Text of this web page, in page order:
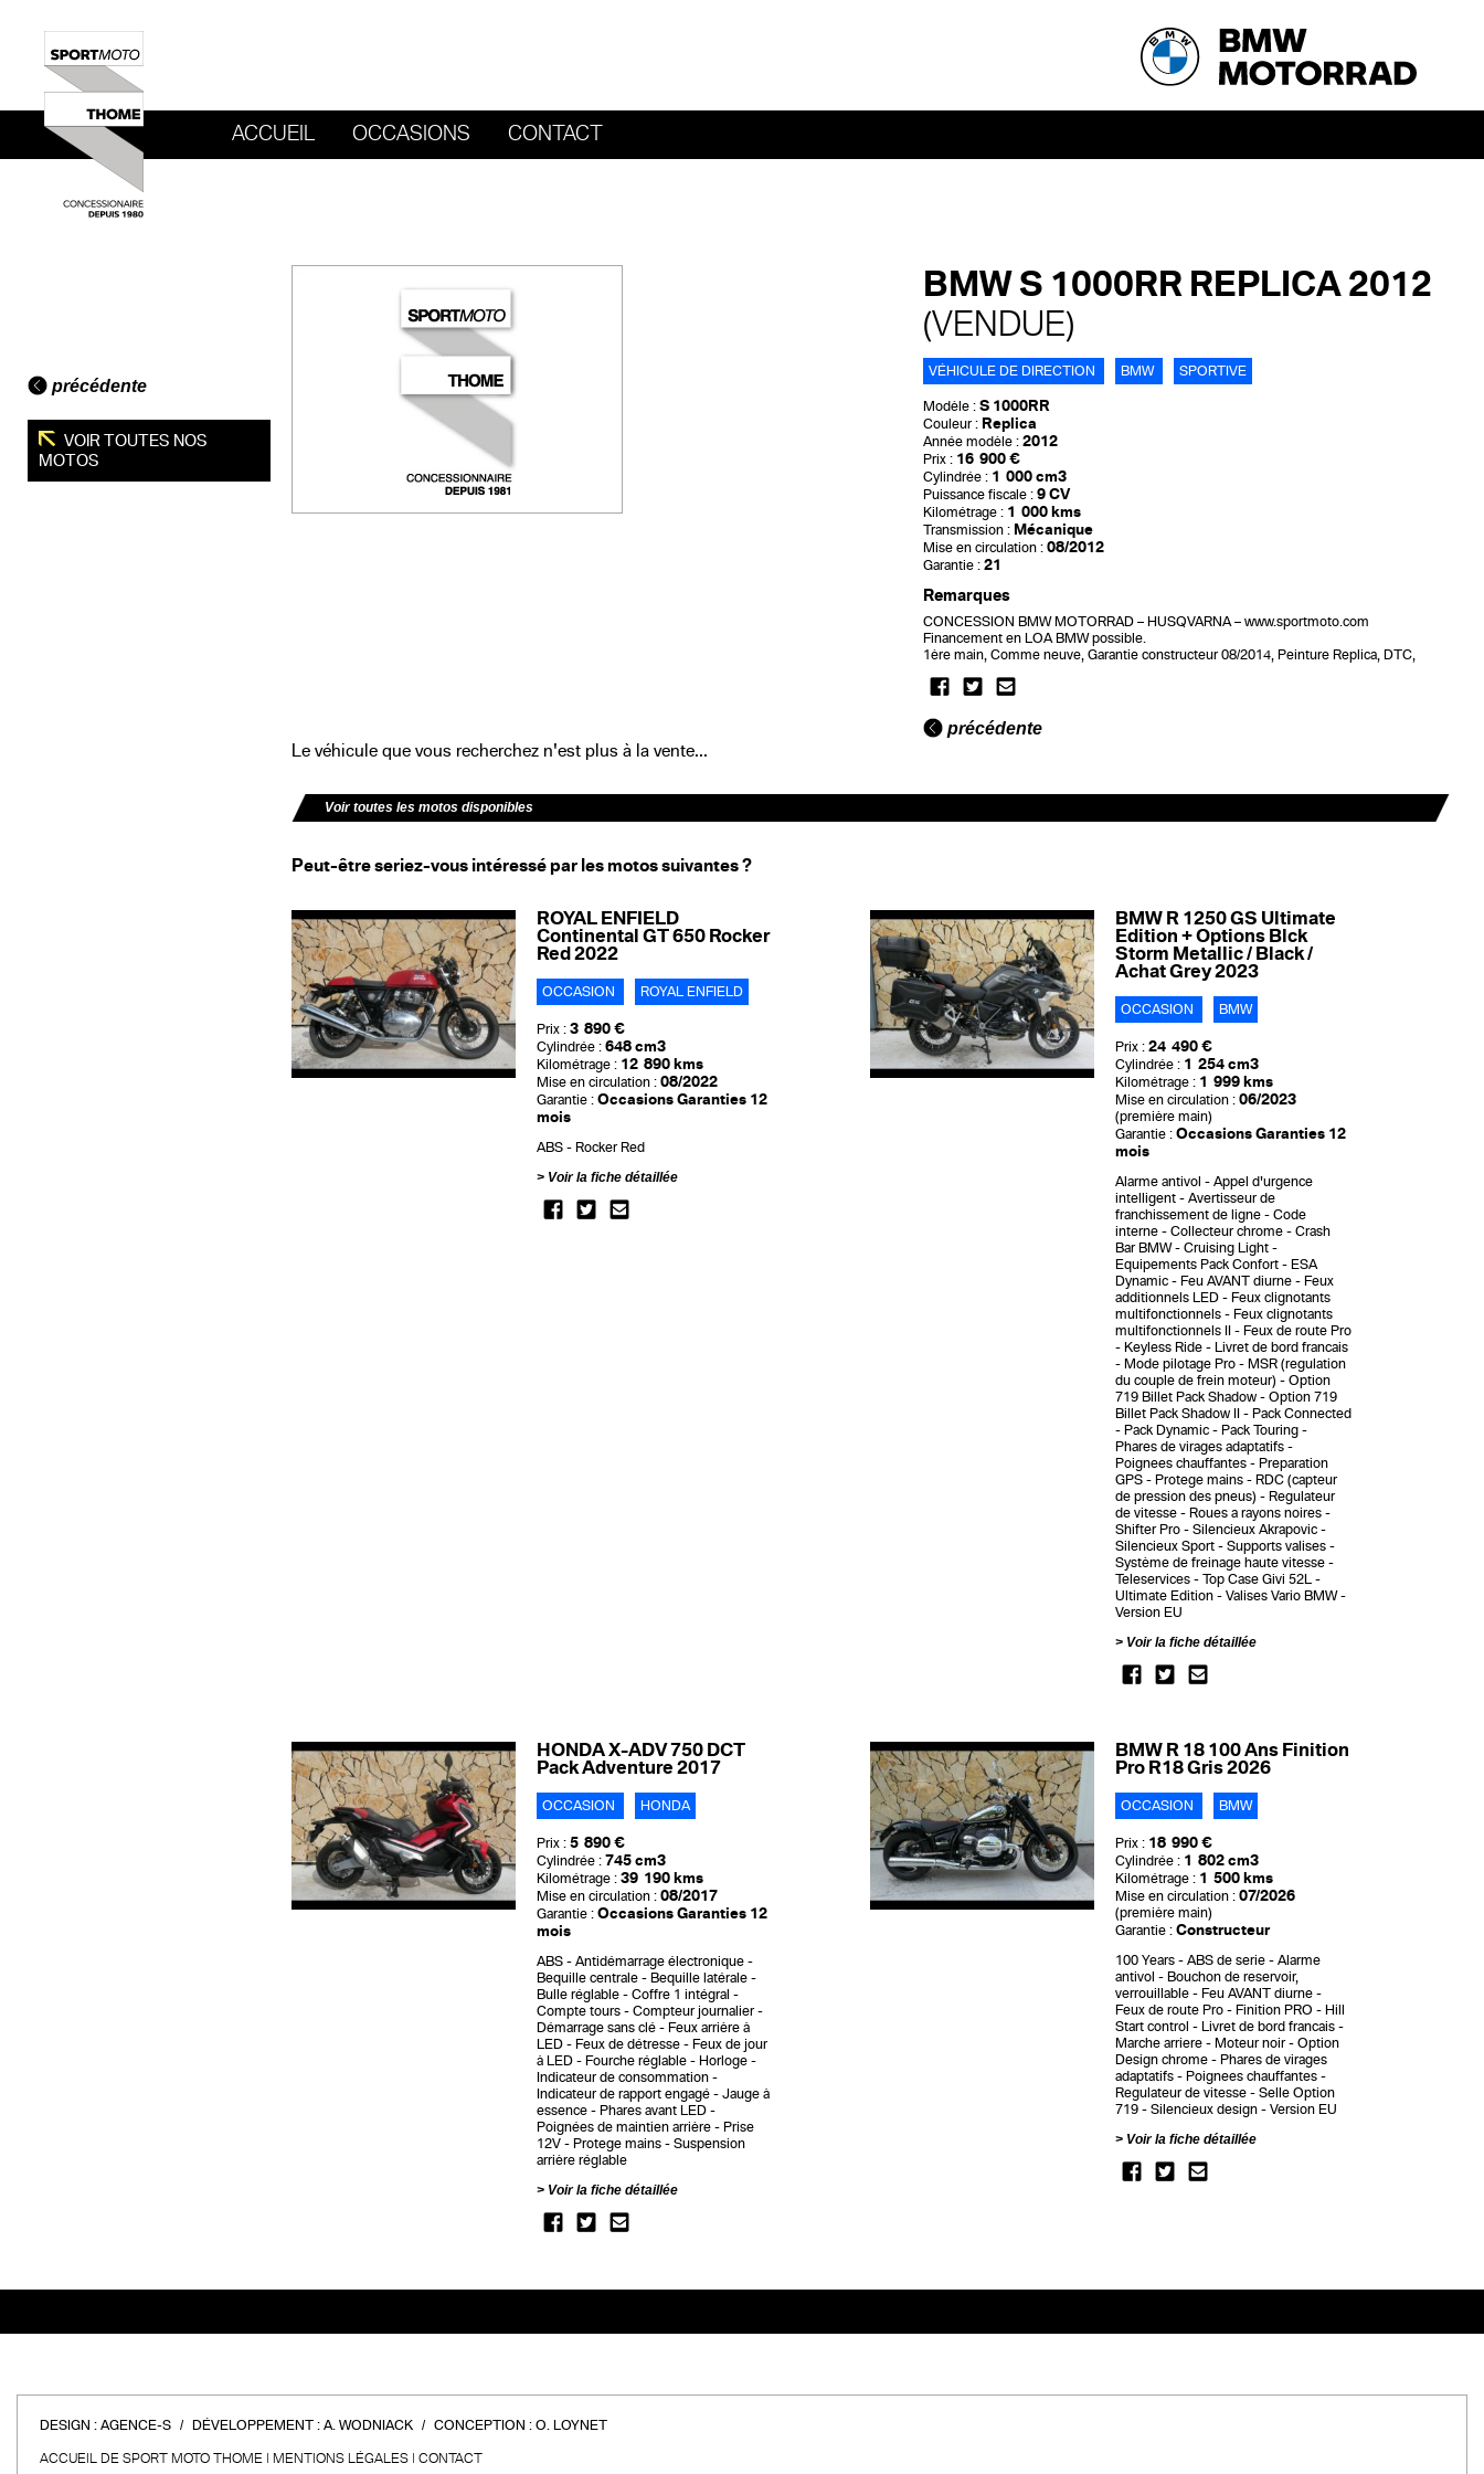
ACCUEIL OCCASIONS CONTACT
précédente
VOIR TOUTES NOS
MOTOS
BMW S 1000RR REPLICA 2012
(VENDUE)
VÉHICULE DE DIRECTION BMW SPORTIVE
Modèle : S 1000RR
Couleur : Replica
Année modèle : 2012
Prix : 16 900 €
Cylindrée : 1 000 cm3
Puissance fiscale : 9 CV
Kilométrage : 1 000 kms
Transmission : Mécanique
Mise en circulation : 08/2012
Garantie : 21
Remarques
CONCESSION BMW MOTORRAD – HUSQVARNA – www.sportmoto.com
Financement en LOA BMW possible.
1ère main, Comme neuve, Garantie constructeur 08/2014, Peinture Replica, DTC,
précédente
Le véhicule que vous recherchez n'est plus à la vente...
Voir toutes les motos disponibles
Peut-être seriez-vous intéressé par les motos suivantes ?
ROYAL ENFIELD
Continental GT 650 Rocker
Red 2022
OCCASION ROYAL ENFIELD
Prix : 3 890 €
Cylindrée : 648 cm3
Kilométrage : 12 890 kms
Mise en circulation : 08/2022
Garantie : Occasions Garanties 12
mois
ABS
Rocker Red
Voir la fiche détaillée
BMW R 1250 GS Ultimate
Edition + Options Blck
Storm Metallic / Black /
Achat Grey 2023
OCCASION BMW
Prix : 24 490 €
Cylindrée : 1 254 cm3
Kilométrage : 1 999 kms
Mise en circulation : 06/2023
(première main)
Garantie : Occasions Garanties 12
mois
Alarme antivol
Appel d'urgence
intelligent
Avertisseur de
franchissement de ligne
Code
interne
Collecteur chrome
Crash
Bar BMW
Cruising Light
Equipements Pack Confort
ESA
Dynamic
Feu AVANT diurne
Feux
additionnels LED
Feux clignotants
multifonctionnels
Feux clignotants
multifonctionnels II
Feux de route Pro
Keyless Ride
Livret de bord francais
Mode pilotage Pro
MSR (regulation
du couple de frein moteur)
Option
719 Billet Pack Shadow
Option 719
Billet Pack Shadow II
Pack Connected
Pack Dynamic
Pack Touring
Phares de virages adaptatifs
Poignees chauffantes
Preparation
GPS
Protege mains
RDC (capteur
de pression des pneus)
Regulateur
de vitesse
Roues a rayons noires
Shifter Pro
Silencieux Akrapovic
Silencieux Sport
Supports valises
Système de freinage haute vitesse
Teleservices
Top Case Givi 52L
Ultimate Edition
Valises Vario BMW
Version EU
Voir la fiche détaillée
HONDA X-ADV 750 DCT
Pack Adventure 2017
OCCASION HONDA
Prix : 5 890 €
Cylindrée : 745 cm3
Kilométrage : 39 190 kms
Mise en circulation : 08/2017
Garantie : Occasions Garanties 12
mois
ABS
Antidémarrage électronique
Bequille centrale
Bequille latérale
Bulle réglable
Coffre 1 intégral
Compte tours
Compteur journalier
Démarrage sans clé
Feux arrière à
LED
Feux de détresse
Feux de jour
à LED
Fourche réglable
Horloge
Indicateur de consommation
Indicateur de rapport engagé
Jauge à
essence
Phares avant LED
Poignées de maintien arrière
Prise
12V
Protege mains
Suspension
arrière réglable
Voir la fiche détaillée
BMW R 18 100 Ans Finition
Pro R18 Gris 2026
OCCASION BMW
Prix : 18 990 €
Cylindrée : 1 802 cm3
Kilométrage : 1 500 kms
Mise en circulation : 07/2026
(première main)
Garantie : Constructeur
100 Years ABS de serie
Alarme
antivol
Bouchon de reservoir,
verrouillable
Feu AVANT diurne
Feux de route Pro
Finition PRO
Hill
Start control
Livret de bord francais
Marche arriere
Moteur noir
Option
Design chrome
Phares de virages
adaptatifs
Poignees chauffantes
Regulateur de vitesse
Selle Option
719
Silencieux design
Version EU
Voir la fiche détaillée
DESIGN : AGENCE-S DÉVELOPPEMENT : A. WODNIACK CONCEPTION : O. LOYNET
ACCUEIL DE SPORT MOTO THOME MENTIONS LÉGALES CONTACT